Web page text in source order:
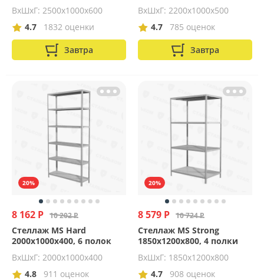
ВхШхГ: 2500x1000x600
4.7
1832 оценки
Завтра
ВхШхГ: 2200x1000x500
4.7
785 оценок
Завтра
20%
8 162 Р 10 202 Р
Стеллаж MS Hard
2000х1000х400, 6 полок
ВхШхГ: 2000x1000x400
4.8
911 оценок
20%
8 579 Р 10 724 Р
Стеллаж MS Strong
1850х1200х800, 4 полки
ВхШхГ: 1850x1200x800
4.7
908 оценок